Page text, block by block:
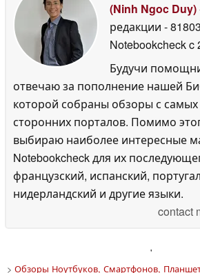
(Ninh Ngoc Duy)
редакции -
Notebookcheckc
Будучи
отвечаю за пополнение нашей
которой собраны обзоры с
сторонних порталов. Помимо
выбираю наиболее интересные
Notebookcheck для их
французский, испанский,
нидерландский и другие языки.
contact
'
> Обзоры Ноутбуков, Смартфонов,